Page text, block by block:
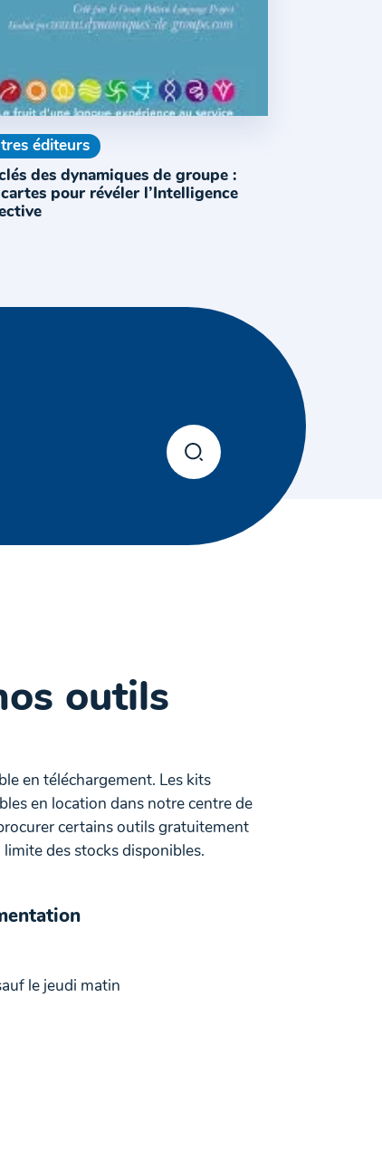
éditeurs
des dynamiques de groupe :
pour révéler l’Intelligence
outils
en téléchargement. Les kits
en location dans notre centre de
certains outils gratuitement
des stocks disponibles.
le jeudi matin